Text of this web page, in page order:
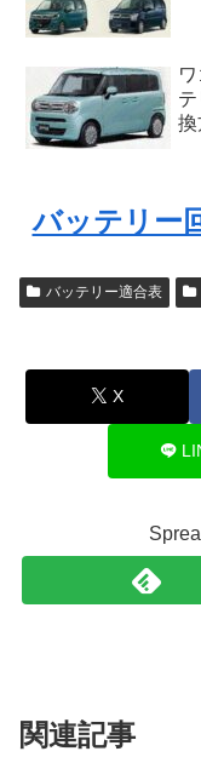
バッテリー
バッテリー適合表
X
関連記事